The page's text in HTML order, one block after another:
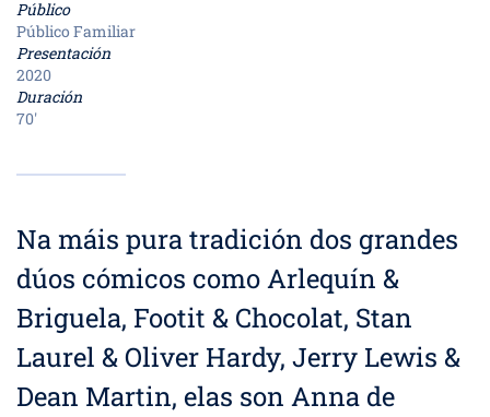
Público
Público Familiar
Presentación
2020
Duración
70'
Na máis pura tradición dos grandes
dúos cómicos como Arlequín &
Briguela, Footit & Chocolat, Stan
Laurel & Oliver Hardy, Jerry Lewis &
Dean Martin, elas son Anna de